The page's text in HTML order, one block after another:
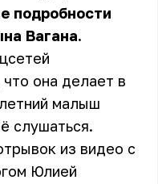
подробности
Вагана.
что она делает в
малыш
слушаться.
из видео с
Юлией